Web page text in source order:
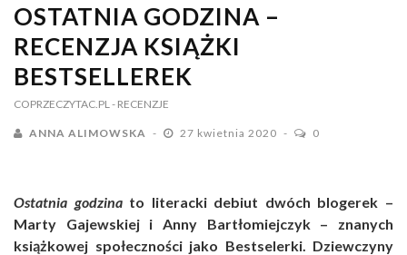
OSTATNIA GODZINA –
RECENZJA KSIĄŻKI
BESTSELLEREK
COPRZECZYTAC.PL - RECENZJE
ANNA ALIMOWSKA 27 kwietnia 2020 0
Ostatnia godzinato literacki debiut dwóch blogerek –
Marty Gajewskiej i Anny Bartłomiejczyk – znanych
książkowej społeczności jako Bestselerki. Dziewczyny